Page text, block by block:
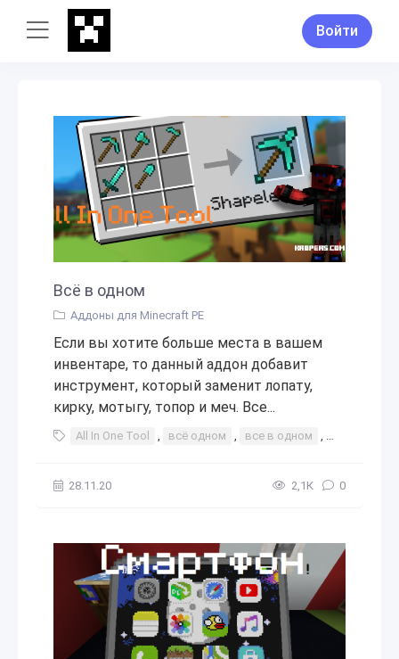
Войти
Всё в одном
Аддоны для Minecraft PE
Если вы хотите больше места в вашем
инвентаре, то данный аддон добавит
инструмент, который заменит лопату,
кирку, мотыгу, топор и меч. Все...
All In One Tool , всё одном , все в одном , инструмент
28.11.20 2,1К 0